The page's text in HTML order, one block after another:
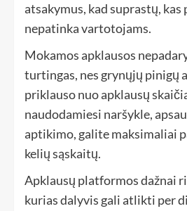
atsakymus, kad suprastų, kas
nepatinka vartotojams.
Mokamos apklausos
turtingas, nes grynųjų pinigų
priklauso nuo apklausų
naudodamiesi naršykle,
aptikimo, galite maksimaliai
kelių sąskaitų.
Apklausų platformos dažnai
kurias dalyvis gali atlikti per